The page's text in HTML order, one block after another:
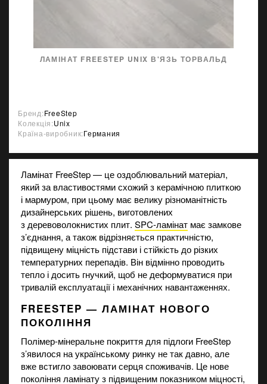
ЛАМІНАТ FREESTEP UNIX В'ЯЗЬ ТОРВАЛЬД
Бренд:FreeStep
Колекція:Unix
Країна-виробник:Германия
Ламінат FreeStep — це оздоблювальний матеріал,
який за властивостями схожий з керамічною плиткою
і мармуром, при цьому має велику різноманітність
дизайнерських рішень, виготовлених
з деревоволокнистих плит. SPC-ламінат має замкове
з’єднання, а також відрізняється практичністю,
підвищену міцність підстави і стійкість до різких
температурних перепадів. Він відмінно проводить
тепло і досить гнучкий, щоб не деформуватися при
тривалій експлуатації і механічних навантаженнях.
FREESTEP — ЛАМІНАТ НОВОГО
ПОКОЛІННЯ
Полімер-мінеральне покриття для підлоги FreeStep
з’явилося на українському ринку не так давно, але
вже встигло завоювати серця споживачів. Це нове
покоління ламінатуз підвищеним показником міцності,